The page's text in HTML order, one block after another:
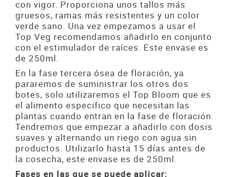
con vigor. Proporciona unos tallos más
gruesos, ramas más resistentes y un color
verde sano. Una vez empezamos a usar el
Top Veg recomendamos añadirlo en conjunto
con el estimulador de raíces. Este envase es
de 250ml.
En la fase tercera ósea de floración, ya
pararemos de suministrar los otros dos
botes, solo utilizaremos el Top Bloom que es
el alimento especifico que necesitan las
plantas cuando entran en la fase de floración.
Tendremos que empezar a añadirlo con dosis
suaves y alternando un riego con agua sin
productos. Utilizarlo hasta 15 días antes de
la cosecha, este envase es de 250ml.
Fases en las que se puede aplicar: